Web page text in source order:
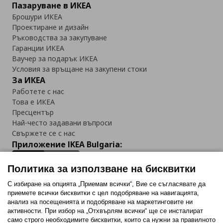
Пазаруване в ИКЕА
Брошури ИКЕА
Проектиране и дизайн
Ръководства за закупуване
Гаранции ИКЕА
Ваучер за подарък ИКЕА
Условия за връщане на закупени стоки
За ИКЕА
Работете с нас
Това е ИКЕА
Пресцентър
Най-често задавани въпроси
Свържете се с нас
Приложение IKEA Bulgaria:
Последвайте ни:
FacebookTwitterYoutubePinterestInstagram
Политика за използване на бисквитки
С избиране на опцията „Приемам всички“, Вие се съгласявате да
приемете всички бисквитки с цел подобряване на навигацията,
анализ на посещенията и подобряване на маркетинговите ни
активности. При избор на „Отхвърлям всички“ ще се инсталират
само строго необходимитe бисквитки, които са нужни за правилното